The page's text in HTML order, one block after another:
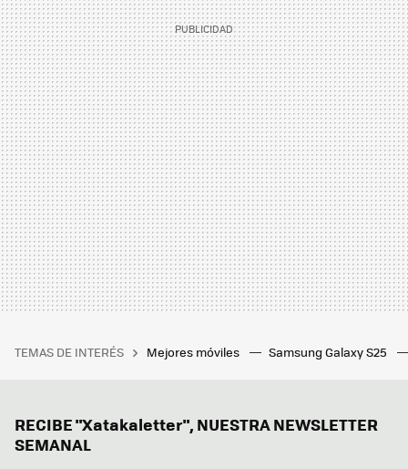
TEMAS DE INTERÉS Mejores móviles Samsung Galaxy S25
RECIBE "Xatakaletter", NUESTRA NEWSLETTER
SEMANAL